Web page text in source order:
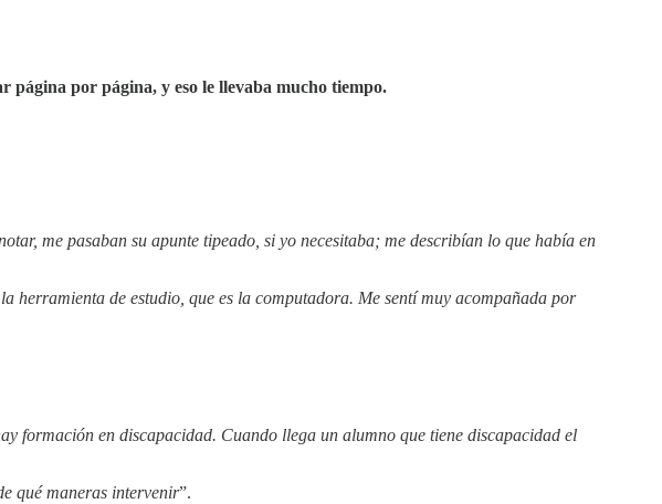
página por página, y eso le llevaba mucho tiempo.
me pasaban su apunte tipeado, si yo necesitaba; me describían lo que había en
herramienta de estudio, que es la computadora. Me sentí muy acompañada por
formación en discapacidad. Cuando llega un alumno que tiene discapacidad el
qué maneras intervenir”.